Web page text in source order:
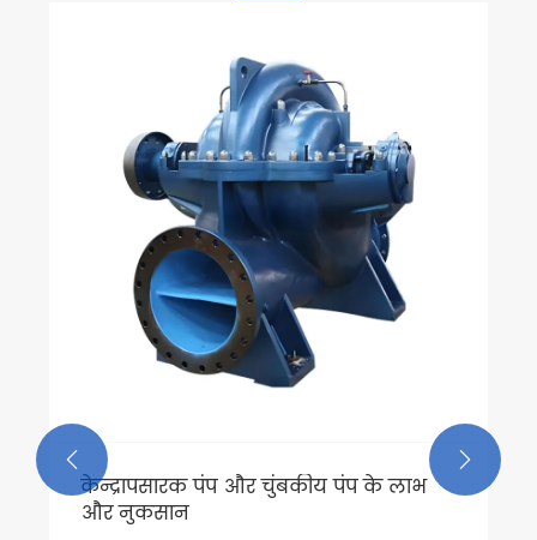
केन्द्रापसारक पंप और चुंबकीय पंप के लाभ
और नुकसान
 